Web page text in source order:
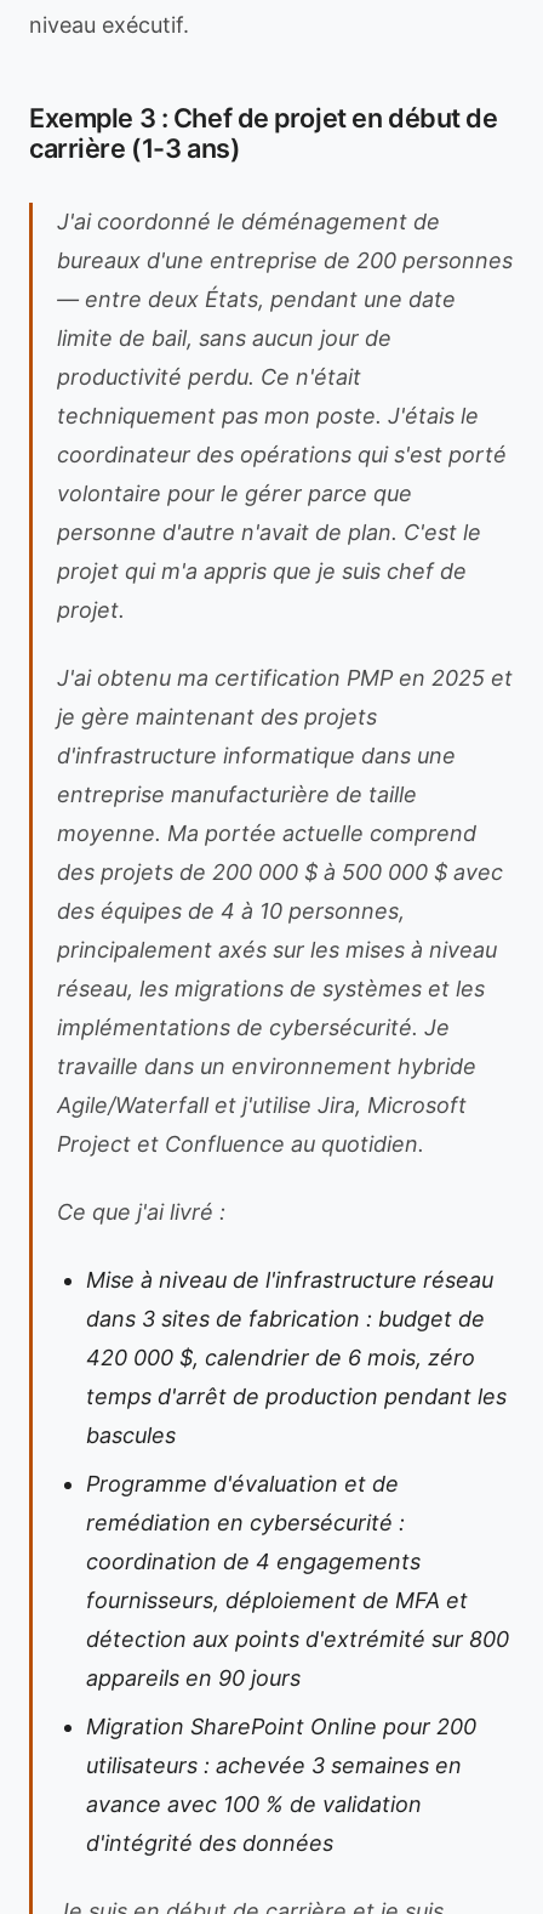
niveau exécutif.
Exemple 3 : Chef de projet en début de
carrière (1-3 ans)
J'ai coordonné le déménagement de
bureaux d'une entreprise de 200 personnes
— entre deux États, pendant une date
limite de bail, sans aucun jour de
productivité perdu. Ce n'était
techniquement pas mon poste. J'étais le
coordinateur des opérations qui s'est porté
volontaire pour le gérer parce que
personne d'autre n'avait de plan. C'est le
projet qui m'a appris que je suis chef de
projet.
J'ai obtenu ma certification PMP en 2025 et
je gère maintenant des projets
d'infrastructure informatique dans une
entreprise manufacturière de taille
moyenne. Ma portée actuelle comprend
des projets de 200 000 $ à 500 000 $ avec
des équipes de 4 à 10 personnes,
principalement axés sur les mises à niveau
réseau, les migrations de systèmes et les
implémentations de cybersécurité. Je
travaille dans un environnement hybride
Agile/Waterfall et j'utilise Jira, Microsoft
Project et Confluence au quotidien.
Ce que j'ai livré :
Mise à niveau de l'infrastructure réseau
dans 3 sites de fabrication : budget de
420 000 $, calendrier de 6 mois, zéro
temps d'arrêt de production pendant les
bascules
Programme d'évaluation et de
remédiation en cybersécurité :
coordination de 4 engagements
fournisseurs, déploiement de MFA et
détection aux points d'extrémité sur 800
appareils en 90 jours
Migration SharePoint Online pour 200
utilisateurs : achevée 3 semaines en
avance avec 100 % de validation
d'intégrité des données